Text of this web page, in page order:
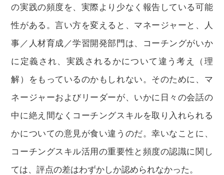
の実践の頻度を、実際より少なく報告している可能
性がある。言い方を変えると、マネージャーと、人
事／人材育成／学習開発部門は、コーチングがいか
に定義され、実践されるかについて違う考え（理
解）をもっているのかもしれない。そのために、マ
ネージャーおよびリーダーが、いかに日々の会話の
中に絶え間なくコーチングスキルを取り入れられる
かについての意見が食い違うのだ。幸いなことに、
コーチングスキル活用の重要性と頻度の認識に関し
ては、評点の差はわずかしか認められなかった。